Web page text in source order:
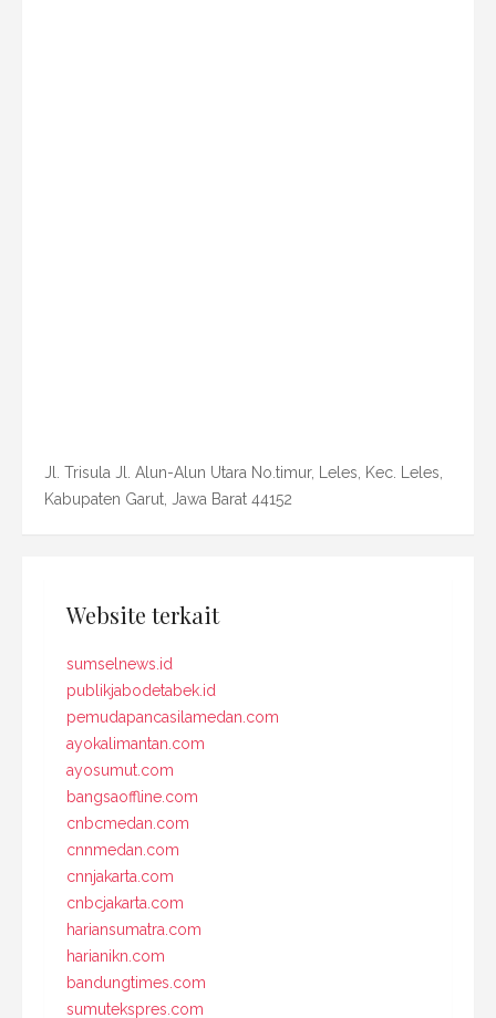
Jl. Trisula Jl. Alun-Alun Utara No.timur, Leles, Kec. Leles,
Kabupaten Garut, Jawa Barat 44152
Website terkait
sumselnews.id
publikjabodetabek.id
pemudapancasilamedan.com
ayokalimantan.com
ayosumut.com
bangsaoffline.com
cnbcmedan.com
cnnmedan.com
cnnjakarta.com
cnbcjakarta.com
hariansumatra.com
harianikn.com
bandungtimes.com
sumutekspres.com